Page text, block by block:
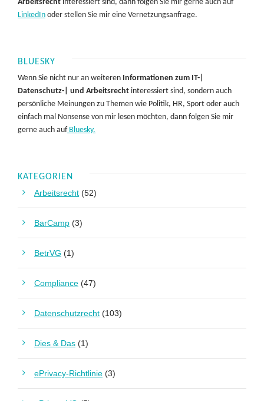
Arbeitsrecht interessiert sind, dann folgen Sie mir gerne auch auf
LinkedIn oder stellen Sie mir eine Vernetzungsanfrage.
BLUESKY
Wenn Sie nicht nur an weiteren Informationen zum IT-|
Datenschutz-| und Arbeitsrecht interessiert sind, sondern auch
persönliche Meinungen zu Themen wie Politik, HR, Sport oder auch
einfach mal Nonsense von mir lesen möchten, dann folgen Sie mir
gerne auch aufBluesky.
KATEGORIEN
Arbeitsrecht (52)
BarCamp (3)
BetrVG (1)
Compliance (47)
Datenschutzrecht (103)
Dies & Das (1)
ePrivacy-Richtlinie (3)